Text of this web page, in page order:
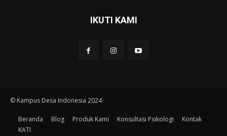
IKUTI KAMI
© Kampus Desa Indonesia 2024
Beranda Blog Produk Kami Konsultasi Psikologi
Kontak
KATI